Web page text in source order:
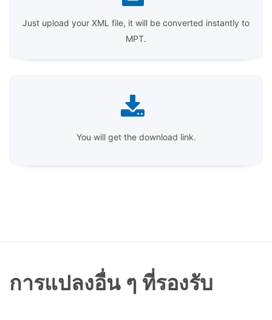
Just upload your XML file, it will be converted instantly to
MPT.
You will get the download link.
การแปลงอื่น ๆ ที่รองรับ